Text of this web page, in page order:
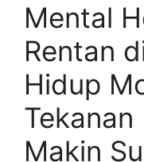
Mental
Rentan
Hidup
Makin